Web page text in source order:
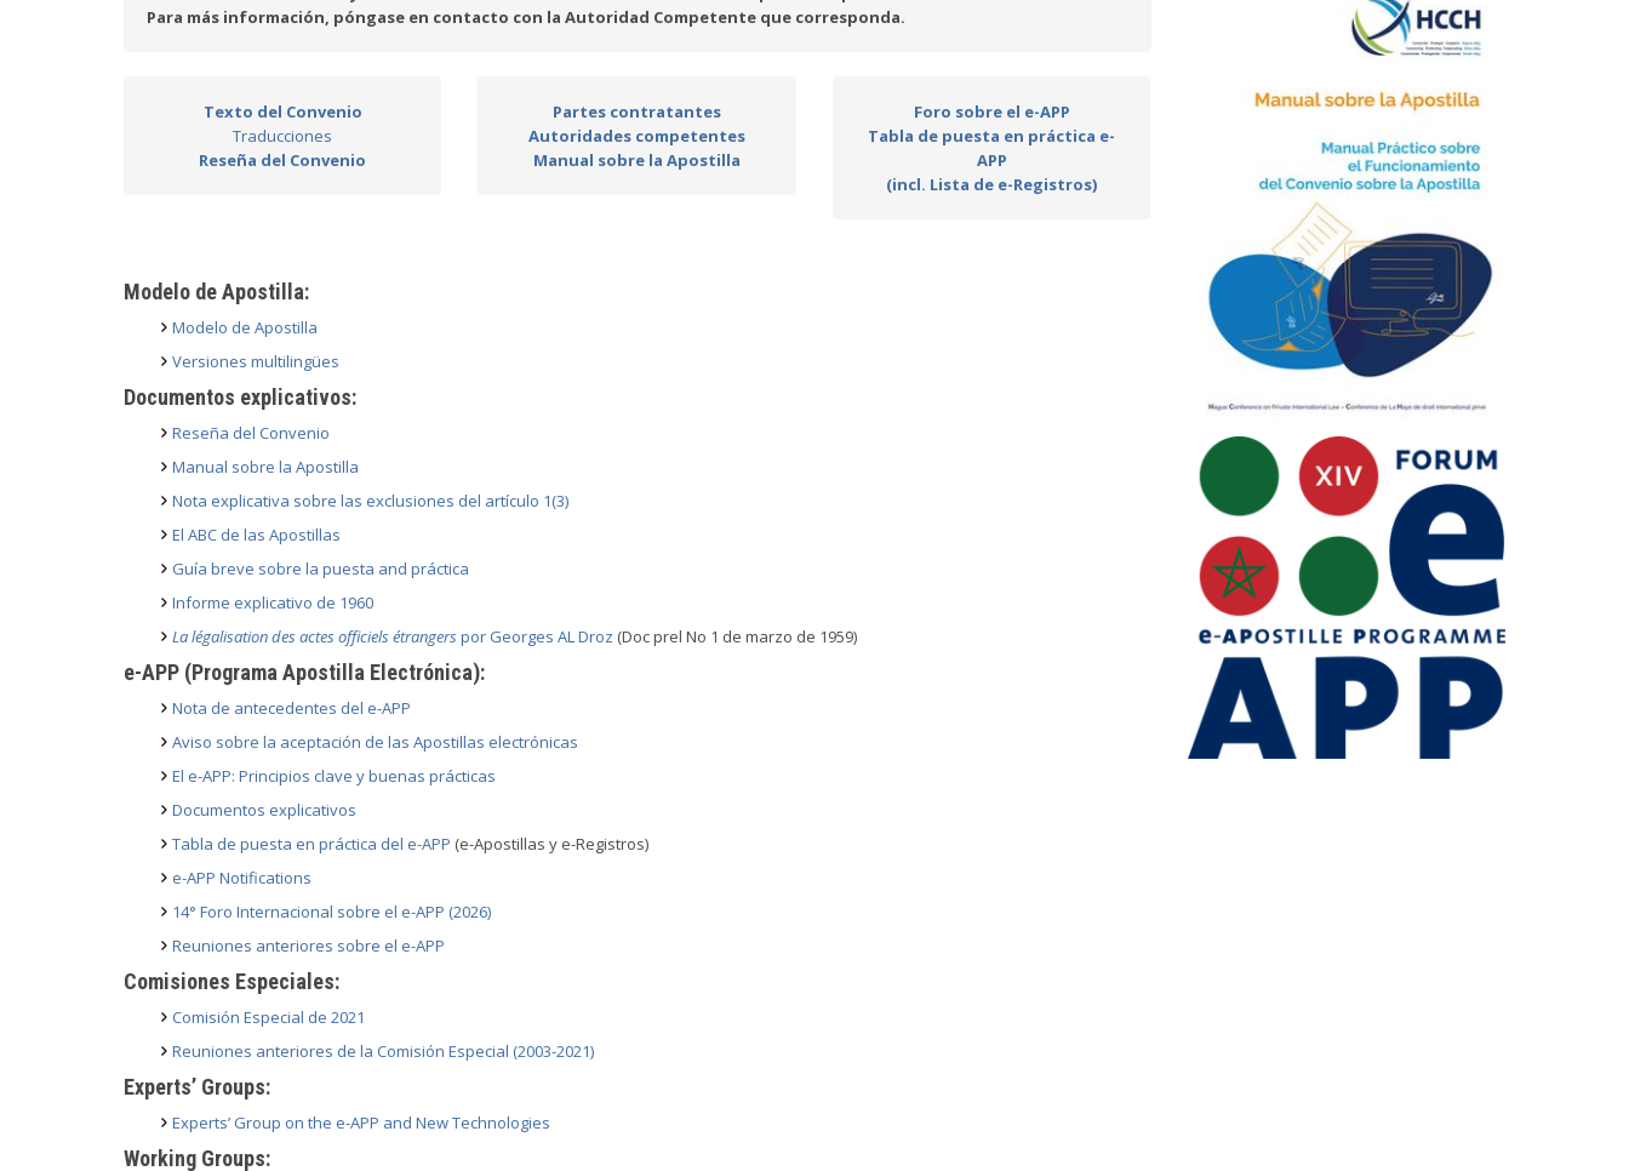
Para más información, póngase en contacto con la Autoridad Competente que corresponda.
Texto del Convenio
Traducciones
Reseña del Convenio
Partes contratantes
Autoridades competentes
Manual sobre la Apostilla
Foro sobre el e-APP
Tabla de puesta en práctica e-
APP
(incl. Lista de e-Registros)
Modelo de Apostilla:
Modelo de Apostilla
Versiones multilingües
Documentos explicativos:
Reseña del Convenio
Manual sobre la Apostilla
Nota explicativa sobre las exclusiones del artículo 1(3)
El ABC de las Apostillas
Guía breve sobre la puesta and práctica
Informe explicativo de 1960
La légalisation des actes officiels étrangerspor Georges AL Droz (Doc prel No 1 de marzo de 1959)
e-APP (Programa Apostilla Electrónica):
Nota de antecedentes del e-APP
Aviso sobre la aceptación de las Apostillas electrónicas
El e-APP: Principios clave y buenas prácticas
Documentos explicativos
Tabla de puesta en práctica del e-APP (e-Apostillas y e-Registros)
e-APP Notifications
14° Foro Internacional sobre el e-APP (2026)
Reuniones anteriores sobre el e-APP
Comisiones Especiales:
Comisión Especial de 2021
Reuniones anteriores de la Comisión Especial (2003-2021)
Experts’ Groups:
Experts’ Group on the e-APP and New Technologies
Working Groups: